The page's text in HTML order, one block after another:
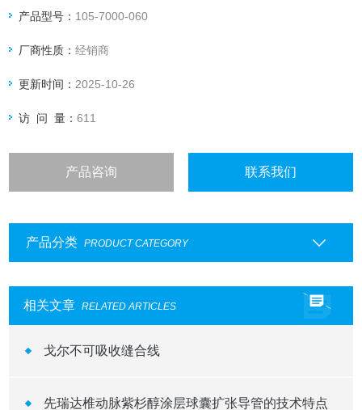
产品型号： 105-7000-060
厂商性质：经销商
更新时间： 2025-10-26
访 问 量：611
产品咨询 联系我们
产品分类 PRODUCT CATEGORY
相关文章 RELATED ARTICLES
戈尔不可吸收缝合线
先瑞达椎动脉紫杉醇涂层球囊扩张导管的技术特点